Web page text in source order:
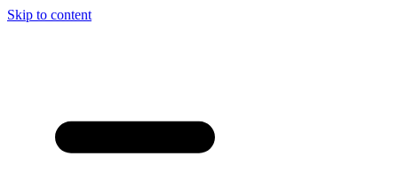
Skip to content